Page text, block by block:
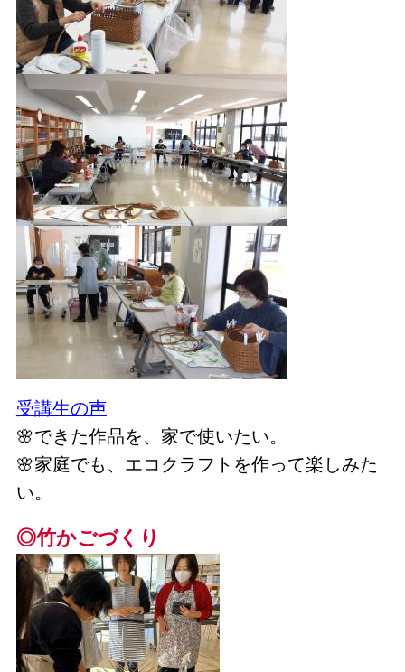
受講生の声
🌸できた作品を、家で使いたい。
🌸家庭でも、エコクラフトを作って楽しみた
い。
◎竹かごづくり